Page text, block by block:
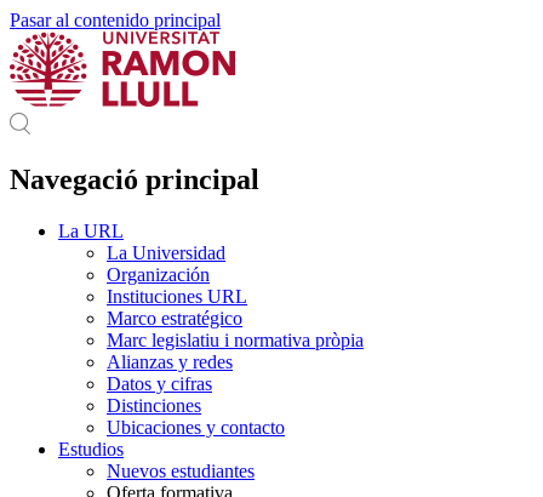
Pasar al contenido principal
Navegació principal
La URL
La Universidad
Organización
Instituciones URL
Marco estratégico
Marc legislatiu i normativa pròpia
Alianzas y redes
Datos y cifras
Distinciones
Ubicaciones y contacto
Estudios
Nuevos estudiantes
Oferta formativa